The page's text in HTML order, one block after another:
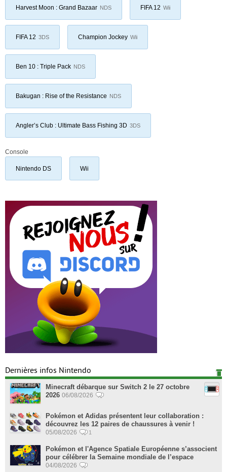
Harvest Moon : Grand Bazaar NDS FIFA 12 Wii
FIFA 12 3DS Champion Jockey Wii
Ben 10 : Triple Pack NDS
Bakugan : Rise of the Resistance NDS
Angler’s Club : Ultimate Bass Fishing 3D 3DS
Console
Nintendo DS Wii
Dernières infos Nintendo
Minecraft débarque sur Switch 2 le 27 octobre
2026 06/08/2026
Pokémon et Adidas présentent leur collaboration :
découvrez les 12 paires de chaussures à venir !
05/08/2026 1
Pokémon et l'Agence Spatiale Européenne s’associent
pour célébrer la Semaine mondiale de l’espace
04/08/2026